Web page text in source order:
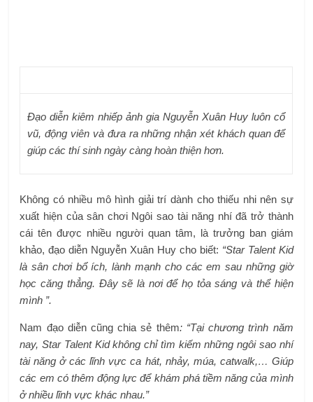
Đạo diễn kiêm nhiếp ảnh gia Nguyễn Xuân Huy luôn cổ
vũ, động viên và đưa ra những nhận xét khách quan để
giúp các thí sinh ngày càng hoàn thiện hơn.
Không có nhiều mô hình giải trí dành cho thiếu nhi nên sự
xuất hiện của sân chơi Ngôi sao tài năng nhí đã trở thành
cái tên được nhiều người quan tâm, là trưởng ban giám
khảo, đạo diễn Nguyễn Xuân Huy cho biết: “Star Talent Kid
là sân chơi bổ ích, lành mạnh cho các em sau những giờ
học căng thẳng. Đây sẽ là nơi để họ tỏa sáng và thể hiện
mình ”.
Nam đạo diễn cũng chia sẻ thêm: “Tại chương trình năm
nay, Star Talent Kid không chỉ tìm kiếm những ngôi sao nhí
tài năng ở các lĩnh vực ca hát, nhảy, múa, catwalk,… Giúp
các em có thêm động lực để khám phá tiềm năng của mình
ở nhiều lĩnh vực khác nhau.”